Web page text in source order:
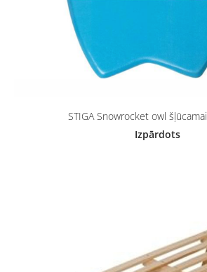
STIGA Snowrocket owl
Izpārdots